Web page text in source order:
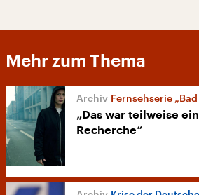
Mehr zum Thema
Fernsehserie „Bad
„Das war teilweise
Recherche“